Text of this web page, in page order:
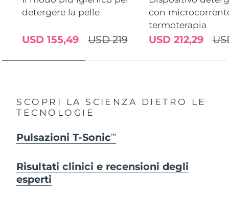
detergere la pelle
USD 219
USD 155,49
con
termoterapia
USD 212,29
SCOPRI LA SCIENZA DIETRO LE
TECNOLOGIE
Pulsazioni T-SonicTM
Risultati clinici e recensioni degli
esperti